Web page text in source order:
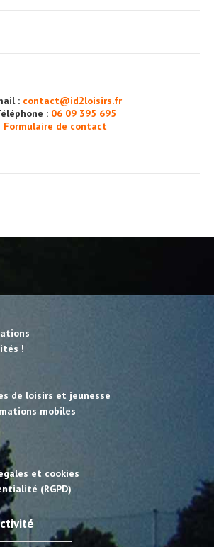
: contact@id2loisirs.fr
: 06 09 395 695
Formulaire de contact
!
de loisirs et jeunesse
mobiles
et cookies
(RGPD)